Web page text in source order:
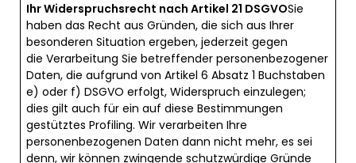
Ihr Widerspruchsrecht nach Artikel 21 DSGVOSie
haben das Recht aus Gründen, die sich aus Ihrer
besonderen Situation ergeben, jederzeit gegen
die Verarbeitung Sie betreffender personenbezogener
Daten, die aufgrund von Artikel 6 Absatz 1 Buchstaben
e) oder f) DSGVO erfolgt, Widerspruch einzulegen;
dies gilt auch für ein auf diese Bestimmungen
gestütztes Profiling. Wir verarbeiten Ihre
personenbezogenen Daten dann nicht mehr, es sei
denn, wir können zwingende schutzwürdige Gründe